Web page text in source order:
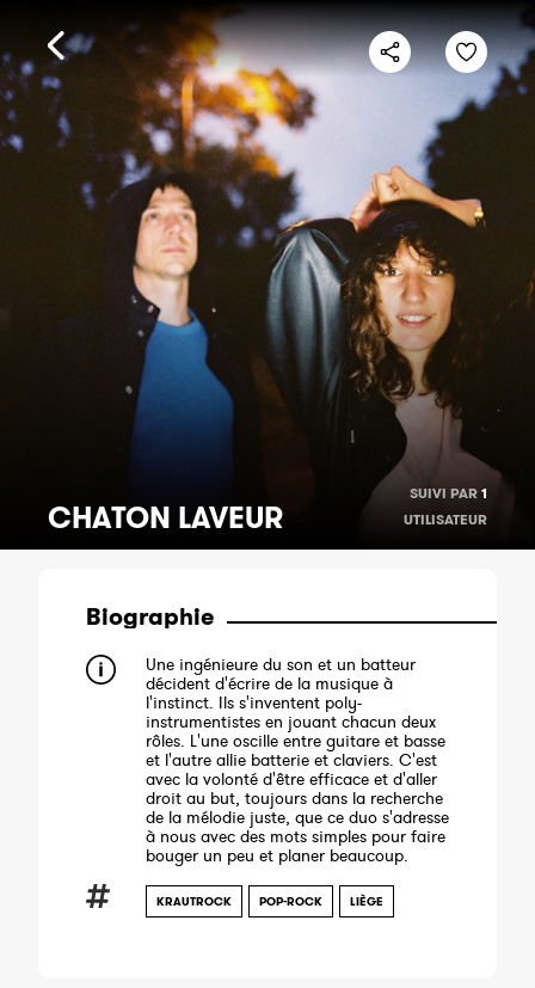
CHATON LAVEUR
SUIVI PAR 1
UTILISATEUR
Biographie
Une ingénieure du son et un batteur
décident d'écrire de la musique à
l'instinct. Ils s'inventent poly-
instrumentistes en jouant chacun deux
rôles. L'une oscille entre guitare et basse
et l'autre allie batterie et claviers. C'est
avec la volonté d'être efficace et d'aller
droit au but, toujours dans la recherche
de la mélodie juste, que ce duo s'adresse
à nous avec des mots simples pour faire
bouger un peu et planer beaucoup.
KRAUTROCK POP-ROCK LIÈGE